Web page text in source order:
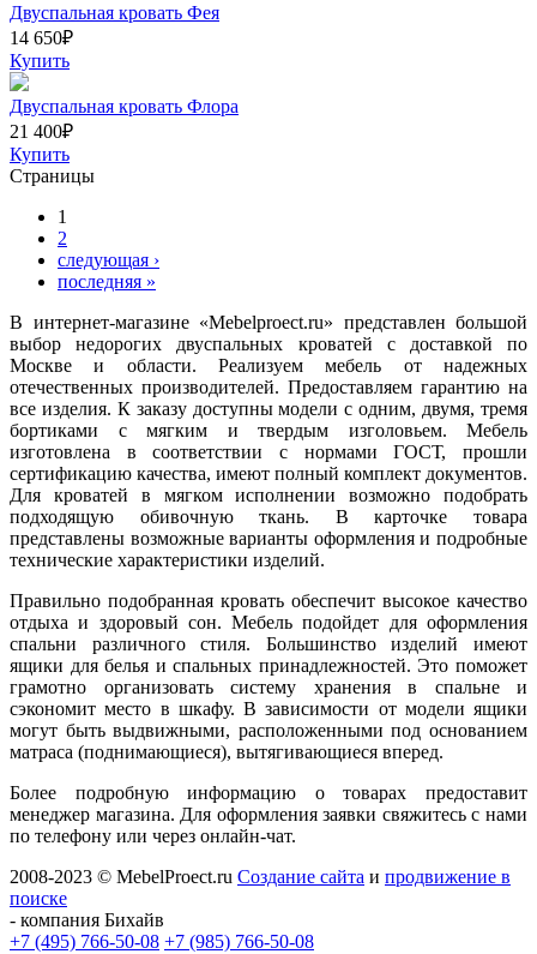
Двуспальная кровать Фея
14 650₽
Купить
Двуспальная кровать Флора
21 400₽
Купить
Страницы
1
2
следующая ›
последняя »
В интернет-магазине «Mebelproect.ru» представлен большой
выбор недорогих двуспальных кроватей с доставкой по
Москве и области. Реализуем мебель от надежных
отечественных производителей. Предоставляем гарантию на
все изделия. К заказу доступны модели с одним, двумя, тремя
бортиками с мягким и твердым изголовьем. Мебель
изготовлена в соответствии с нормами ГОСТ, прошли
сертификацию качества, имеют полный комплект документов.
Для кроватей в мягком исполнении возможно подобрать
подходящую обивочную ткань. В карточке товара
представлены возможные варианты оформления и подробные
технические характеристики изделий.
Правильно подобранная кровать обеспечит высокое качество
отдыха и здоровый сон. Мебель подойдет для оформления
спальни различного стиля. Большинство изделий имеют
ящики для белья и спальных принадлежностей. Это поможет
грамотно организовать систему хранения в спальне и
сэкономит место в шкафу. В зависимости от модели ящики
могут быть выдвижными, расположенными под основанием
матраса (поднимающиеся), вытягивающиеся вперед.
Более подробную информацию о товарах предоставит
менеджер магазина. Для оформления заявки свяжитесь с нами
по телефону или через онлайн-чат.
2008-2023 © MebelProect.ru Создание сайта и продвижение в
поиске
- компания Бихайв
+7 (495) 766-50-08 +7 (985) 766-50-08